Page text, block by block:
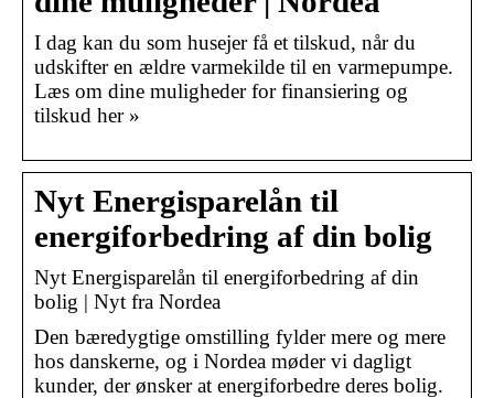
I dag kan du som husejer få et tilskud, når du
udskifter en ældre varmekilde til en varmepumpe.
Læs om dine muligheder for finansiering og
tilskud her »
Nyt Energisparelån til
energiforbedring af din bolig
Nyt Energisparelån til energiforbedring af din
bolig | Nyt fra Nordea
Den bæredygtige omstilling fylder mere og mere
hos danskerne, og i Nordea møder vi dagligt
kunder, der ønsker at energiforbedre deres bolig.